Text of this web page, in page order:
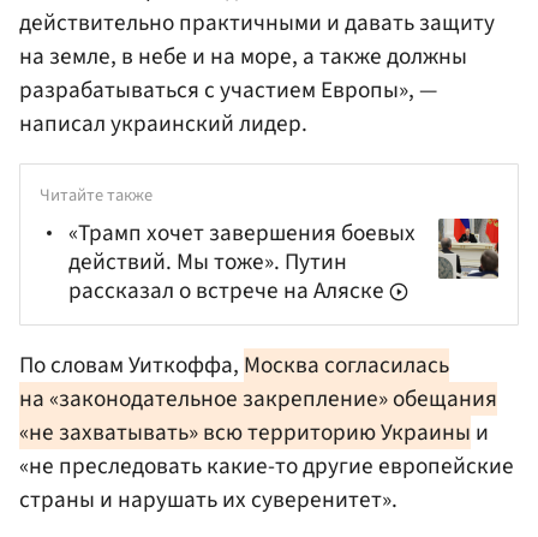
действительно практичными и давать защиту
на земле, в небе и на море, а также должны
разрабатываться с участием Европы», —
написал украинский лидер.
Читайте также
«Трамп хочет завершения боевых
действий. Мы тоже». Путин
рассказал о встрече на Аляске
По словам Уиткоффа, Москва согласилась
на «законодательное закрепление» обещания
«не захватывать» всю территорию Украины и
«не преследовать какие-то другие европейские
страны и нарушать их суверенитет».